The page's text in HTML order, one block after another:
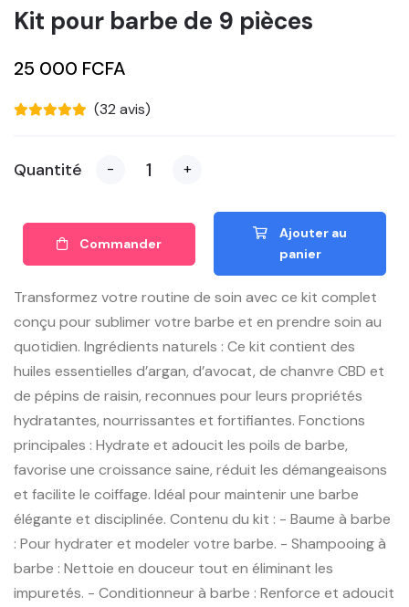
Kit pour barbe de 9 pièces
25 000 FCFA
(32 avis)
Quantité - +
Commander
Ajouter au
panier
Transformez votre routine de soin avec ce kit complet
conçu pour sublimer votre barbe et en prendre soin au
quotidien. Ingrédients naturels : Ce kit contient des
huiles essentielles d’argan, d’avocat, de chanvre CBD et
de pépins de raisin, reconnues pour leurs propriétés
hydratantes, nourrissantes et fortifiantes. Fonctions
principales : Hydrate et adoucit les poils de barbe,
favorise une croissance saine, réduit les démangeaisons
et facilite le coiffage. Idéal pour maintenir une barbe
élégante et disciplinée. Contenu du kit : - Baume à barbe
: Pour hydrater et modeler votre barbe. - Shampooing à
barbe : Nettoie en douceur tout en éliminant les
impuretés. - Conditionneur à barbe : Renforce et adoucit